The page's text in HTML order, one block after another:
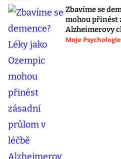
Zbavíme se
mohou přinést
Alzheimerovy
Moje Psychologie